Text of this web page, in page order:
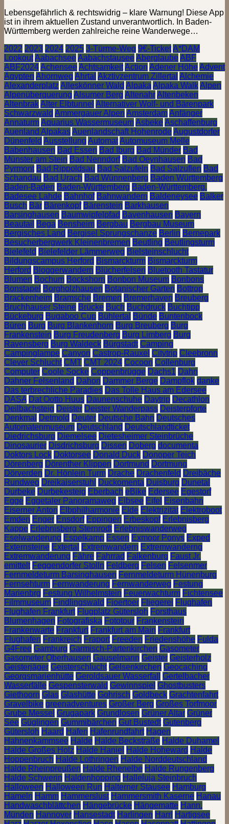
Lebensgefährlich & rechtswidrig – klare Warnung! Diese App
ist in ihrem aktuellen Zustand unverantwortlich. In Baden-
Württemberg werden zahlreiche reine Wanderwege…
2022 2023 2024 2025 3-Türme-Weg 9€-TicketA*DAM
LookoutAabachseeAabachstauseeAberglaubeABF
ABF2024AchenseeAchtsamkeitAction Adener HöheAdvent
Ägypten Ahornweg Ahrtal Akztivzentrum Zillertal Alchemie
Alexanderplatz Alleskönner Wald Alpaka Alpaka WalkAlpen
Alpenüberquerung Alsumer Berg AltenahrAltenbeken
AltenbrakAlter Elbtunnel Alternativer Wolf- und Bärenpark
Schwarzwald Ammergauer Alpen AmsterdamAnfänger
AnnaturmAquarius WassermuseumAsbekeAschaffenburg
Auenland AlpakasAuenlandschaft HohenrodeAugustdorfer
Dünenfeld Ausstellung AutomatAutomuseum Melle
Babenhausen Bad Essen Bad Iburg Bad Münder Bad
Münster am Stein Bad Nenndorf Bad Oeynhausen Bad
Pyrmont Bad Rippoldsau Bad Salzufeln Bad Salzuflen Bad
Schandau Bad Urach Bad Wünnenberg Baden Württemberg
Baden-Baden Baden-Württemberg Baden-Württemberg.
Badesee Lahde Bahnhof Bahnwandern Baldeneysee Balker
Busch Bär Bärenkopf Bärenstein Barkhausen
Barsinghausen Baumwipfelpfad Bavenhausen Bayern
Beautail
Bega Bensheim Bergbau Bergbau Museum
Bergisches Land Bergisel Sprungschanze Berlin Bernepark
Besucherbergwerk Kleinenbremen Beutling Beutlingsturm
Bielefeld Bielefelder Lämmerweg Bielsteinschlucht
Bildungscampus Herford Bismarckturm Bismarckturm
Herford Bloggerwandern Blücherfelsen Bluetooth Tastatur
Blumen Bochum Bockshorn Bonbon Museum Bonbons
Bonstapel Borgholzhausen Botanischer Garten Bottrop
Brackenheim Bramsche Bremen Bremerhaven Breuberg
Bruchhauser Steine Brücke Buch Buchdruck Buchtipp
Bückeburg Bugaboo Cup Bühlertal Bünde Buntenbock
Büren Burg Burg Blankenhorn Burg Breuberg Burg
Frankenstein Burg Freudenberg Burg Limberg Burg
Ravensberg Burg Waldeck Bürgstadt Camping
Campinglampe Canyon Castrop-Rauxel Citytrip Cleebronn
Clever Schlucht CMT CMT 2024 Cocoon Collenburg
Computer Coole Socke Coppenbrügge Dachs1 Dahn
Dahner Felsenland Dahon Dammer Berge Dampflok danke
Das terbrechliche Paradies Das Tolle Haus am Edersee
DASA Dat Ootto Huus Daunenschuhe Daytrip Decathlon
Deilbachsteig Deister Deister Wanderpass Deisterpforte
Denkmal
Detmold Deuter Deutsche Bahn Deutsches
Automatenmuseum Deutschland Deutschlandticket
Diedrichsburg Diemelsee Dietesheimer Steinbrüche
Dinosaurier Disdrichsburg Dissen Doberg documenta
Doktors Lock Doktorsee Donald Duck Donoper Teich
Dörenberg Dörenther Klippen Dortmund Dortmung
Dörverden Dr. Hönlein Turm Drache Drachenfeld Dreibäche
Rundweg Dreikaiserstuhl Duckomenta Duisburg Dunetal
Durbeke Durbekesteig Eberbach eBike Edersee Egestorf
Egge Eggetaler Panoramaweg Eibsee Eifel Eisenbahn
Eiserner Anton Elbphilharmonie Elde Elektrizität Elektroboot
Emden Enger Ensdorf Eppingen Erbeskopf Erlebnisberg
Kappe Erlebnisberg Sternrodt Erlebniswanderweg
Eselwanderung Espelkamp Essen Exmoor Ponys Exped
Externsteine Extertal Extremwandern Extremwanderng
Extremwanderung Fähre Fahrrad Falkenburg Faust Jr.
emittelt Feggendorfer Stolln Feldberg Felsen Felsenmer
Fernmeldeturm Barsinghausen Fernmeldeturm Hünenburg
Fernsehturm Fernwanderung Fernwanderweg Festung
Marienbrg Festung Wilhelmstein Feuerwachturm Fichtensee
Filmmuseum Findlingswald Fjoertoer Fliegerei Flughafen
Flughafen Frankfurt Flugplatz Gütersloh Forsthaus
Blumenhagen Fotografiska Fototour Frankenstein
Frankenwarte Frankfurt Frankfurt am Main Frankfurt
Flughafen Frankreich Fraport Freeden Friedenshöhe Fulda
G4Free Gamburg Garmisch-Partenkirchen Gasometer
Gasometer Oberhausen Gauselmann Geister Geisterholz
Geisterjäger Geisterschlucht Gelsenkirchen Geocaching
Georgsmarienhütte Geroldsauer Wasserfall
Gertelbacher
Wasserfälle Gespensterwald Gewinnspiel Ghostbusters
Giethoorn Glas Glashütte Gohrisch Goldbeck Grachtenfahrt
Gravelbike greenadventures Großer Berg Großes Torfmoor
Grube Messel Grugapark Grundlosen Grüner Altar Grüner
See Güglingen Gummibärchen Gut Bustedt Gutenberg
Gütersloh Haard Hafen Hafenrundfahrt Hagen
Hahnenkammsee Halde Halde Beckstraße Halde Duhamel
Halde Großes Holz Halde Haniel Halde Hoheward Halde
Hoppenbruch Halde Lothringen Halde Norddeutschland
Halde Rheinpreußen Halde Rhenelbe Halde Rungenberg
Halde Schwerin Haldenhopping Halleluja Steinbruch
Halloween Halloween Run Halterner Stausee Hamburg
Hameln Hamm Hammerslust Hammersmith Kaserne Hanau
Handwaschblättchen Hängebrücke Hängematte Hann.
Münden Hannover Hansestadt Harlingen Harrl Hartigsee